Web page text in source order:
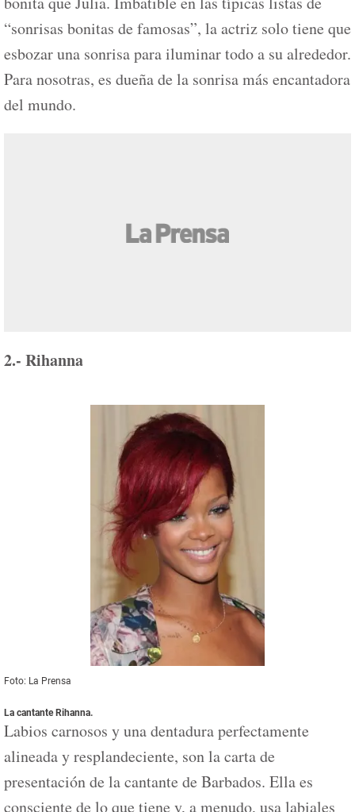
“sonrisas bonitas de famosas”, la actriz solo tiene que
esbozar una sonrisa para iluminar todo a su alrededor.
Para nosotras, es dueña de la sonrisa más encantadora
del mundo.
2.- Rihanna
Foto: La Prensa
La cantante Rihanna.
Labios carnosos y una dentadura perfectamente
alineada y resplandeciente, son la carta de
presentación de la cantante de Barbados. Ella es
consciente de lo que tiene y, a menudo, usa labiales